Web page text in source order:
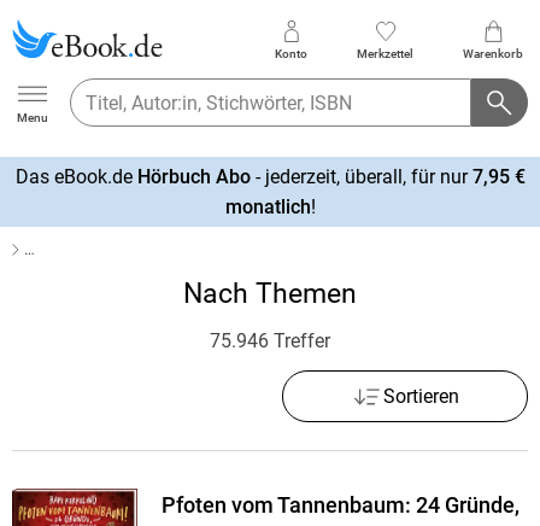
Ebook.de
Menu
Konto Merkzettel Warenkorb
Das eBook.de Hörbuch Abo- jederzeit, überall, für nur7,95 €
monatlich!
…
Nach Themen
75.946 Treffer
Sortieren
Pfoten vom Tannenbaum: 24 Gründe,